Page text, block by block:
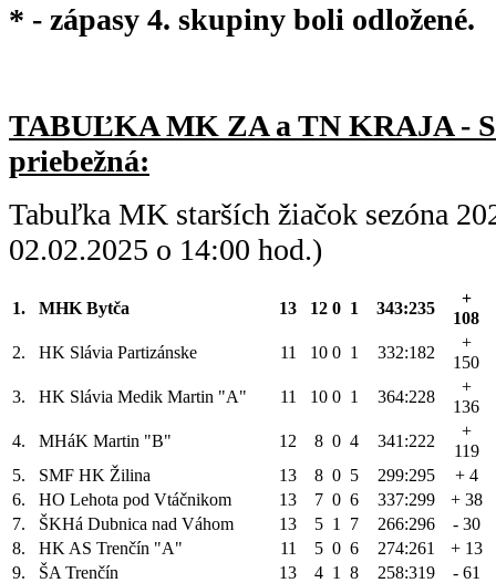
* - zápasy 4. skupiny boli odložené.
TABUĽKA MK ZA a TN KRAJA -
priebežná:
Tabuľka MK starších žiačok sezóna
02.02.2025 o 14:00 hod.)
1. MHK Bytča 13 12 0 1 343:235
+
108
2.
HK Slávia Partizánske 11 10 0 1 332:182
+
150
3.
HK Slávia Medik Martin "A" 11 10 0 1 364:228
+
136
4.
MHáK Martin "B" 12 8 0 4 341:222
+
119
5.
SMF HK Žilina 13 8 0 5 299:295
+ 4
6.
HO Lehota pod Vtáčnikom 13 7 0 6 337:299
+ 38
7.
ŠKHá Dubnica nad Váhom 13 5 1 7 266:296
- 30
8.
HK AS Trenčín "A" 11 5 0 6 274:261
+ 13
9.
ŠA Trenčín 13 4 1 8 258:319
- 61